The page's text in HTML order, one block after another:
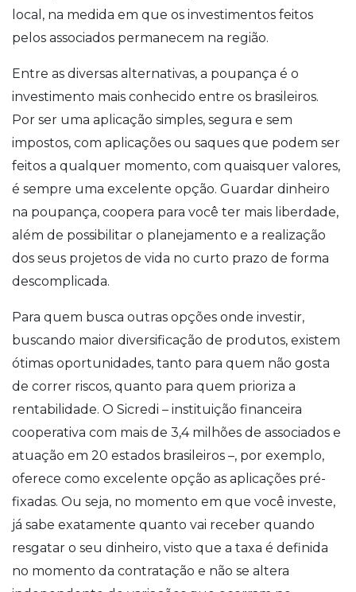
local, na medida em que os investimentos feitos
pelos associados permanecem na região.
Entre as diversas alternativas, a poupança é o
investimento mais conhecido entre os brasileiros.
Por ser uma aplicação simples, segura e sem
impostos, com aplicações ou saques que podem ser
feitos a qualquer momento, com quaisquer valores,
é sempre uma excelente opção. Guardar dinheiro
na poupança, coopera para você ter mais liberdade,
além de possibilitar o planejamento e a realização
dos seus projetos de vida no curto prazo de forma
descomplicada.
Para quem busca outras opções onde investir,
buscando maior diversificação de produtos, existem
ótimas oportunidades, tanto para quem não gosta
de correr riscos, quanto para quem prioriza a
rentabilidade. O Sicredi – instituição financeira
cooperativa com mais de 3,4 milhões de associados e
atuação em 20 estados brasileiros –, por exemplo,
oferece como excelente opção as aplicações pré-
fixadas. Ou seja, no momento em que você investe,
já sabe exatamente quanto vai receber quando
resgatar o seu dinheiro, visto que a taxa é definida
no momento da contratação e não se altera